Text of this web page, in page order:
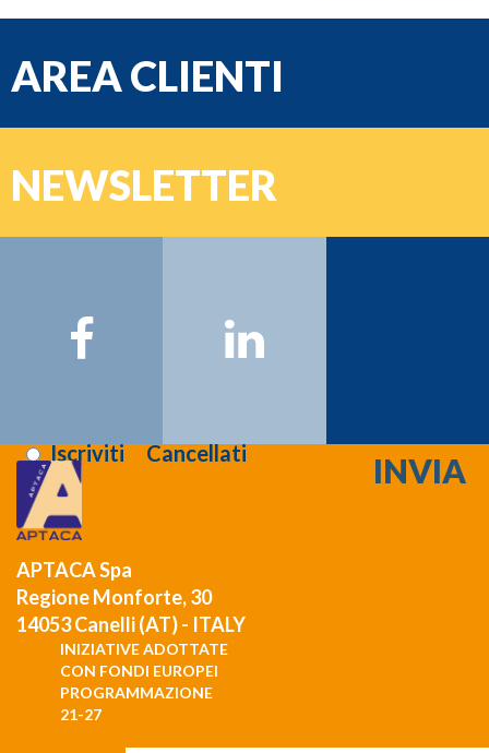
AREA CLIENTI
NEWSLETTER
Email:
IscrivitiCancellati
APTACA Spa
Regione Monforte, 30
14053 Canelli (AT) - ITALY
INIZIATIVE ADOTTATE
CON FONDI EUROPEI
PROGRAMMAZIONE
21-27